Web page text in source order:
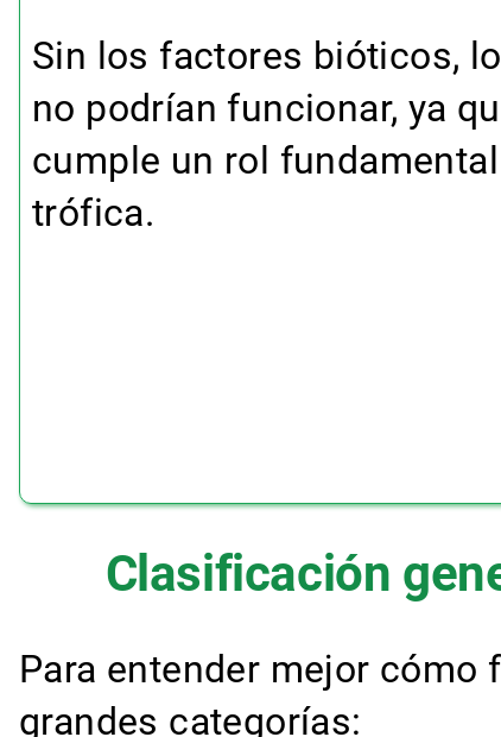
Sin los factores bióticos,
no podrían funcionar, ya
cumple un rol
trófica.
Clasificación
Para entender mejor
grandes categorías: